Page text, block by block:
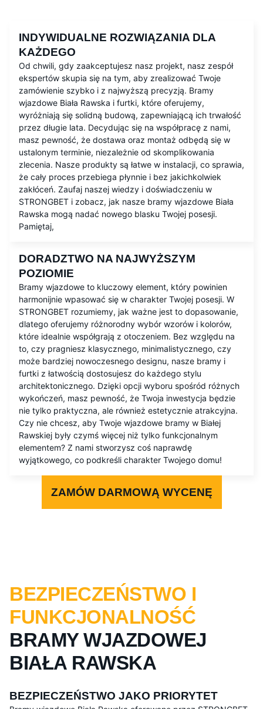
INDYWIDUALNE ROZWIĄZANIA DLA
KAŻDEGO
Od chwili, gdy zaakceptujesz nasz projekt, nasz zespół
ekspertów skupia się na tym, aby zrealizować Twoje
zamówienie szybko i z najwyższą precyzją. Bramy
wjazdowe Biała Rawska i furtki, które oferujemy,
wyróżniają się solidną budową, zapewniającą ich trwałość
przez długie lata. Decydując się na współpracę z nami,
masz pewność, że dostawa oraz montaż odbędą się w
ustalonym terminie, niezależnie od skomplikowania
zlecenia. Nasze produkty są łatwe w instalacji, co sprawia,
że cały proces przebiega płynnie i bez jakichkolwiek
zakłóceń. Zaufaj naszej wiedzy i doświadczeniu w
STRONGBET i zobacz, jak nasze bramy wjazdowe Biała
Rawska mogą nadać nowego blasku Twojej posesji.
Pamiętaj,
DORADZTWO NA NAJWYŻSZYM
POZIOMIE
Bramy wjazdowe to kluczowy element, który powinien
harmonijnie wpasować się w charakter Twojej posesji. W
STRONGBET rozumiemy, jak ważne jest to dopasowanie,
dlatego oferujemy różnorodny wybór wzorów i kolorów,
które idealnie współgrają z otoczeniem. Bez względu na
to, czy pragniesz klasycznego, minimalistycznego, czy
może bardziej nowoczesnego designu, nasze bramy i
furtki z łatwością dostosujesz do każdego stylu
architektonicznego. Dzięki opcji wyboru spośród różnych
wykończeń, masz pewność, że Twoja inwestycja będzie
nie tylko praktyczna, ale również estetycznie atrakcyjna.
Czy nie chcesz, aby Twoje wjazdowe bramy w Białej
Rawskiej były czymś więcej niż tylko funkcjonalnym
elementem? Z nami stworzysz coś naprawdę
wyjątkowego, co podkreśli charakter Twojego domu!
ZAMÓW DARMOWĄ WYCENĘ
BEZPIECZEŃSTWO I
FUNKCJONALNOŚĆ
BRAMY WJAZDOWEJ
BIAŁA RAWSKA
BEZPIECZEŃSTWO JAKO PRIORYTET